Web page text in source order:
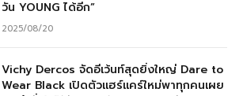
วัน YOUNG ได้อีก”
2025/08/20
Vichy Dercos จัดอีเว้นท์สุดยิ่งใหญ่ Dare to
Wear Black เปิดตัวแฮร์แคร์ใหม่พาทุกคนเผย